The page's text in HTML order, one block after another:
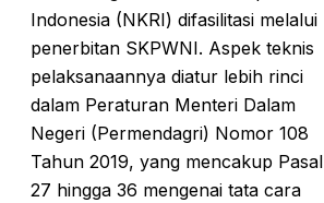
Indonesia (NKRI) difasilitasi melalui
penerbitan SKPWNI. Aspek teknis
pelaksanaannya diatur lebih rinci
dalam Peraturan Menteri Dalam
Negeri (Permendagri) Nomor 108
Tahun 2019, yang mencakup Pasal
27 hingga 36 mengenai tata cara